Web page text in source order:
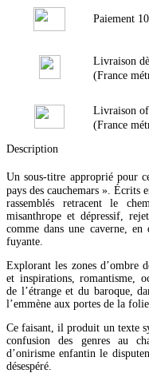
Paiement
Livraison
(France
Livraison
(France
Description
Un sous-titre approprié pour
pays des cauchemars ». Écrits
rassemblés retracent le
misanthrope et dépressif,
comme dans une caverne, en
fuyante.
Explorant les zones d’ombre
et inspirations, romantisme,
de l’étrange et du baroque,
l’emmène aux portes de la
Ce faisant, il produit un texte
confusion des genres au
d’onirisme enfantin le
désespéré.